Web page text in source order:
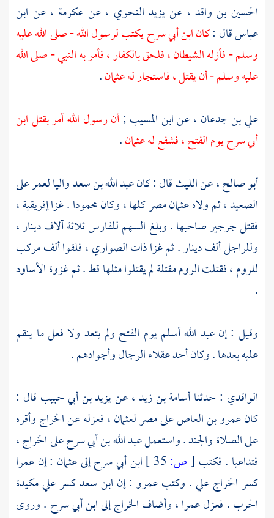
الحسين بن واقد ، عنيزيد النحوي ، عن عكرمة ، عن ابن
عباسقال :كانابن أبي سرحيكتب لرسول الله - صلى الله عليه
وسلم - فأزله الشيطان ، فلحق بالكفار ، فأمر به النبي - صلى الله
عليه وسلم - أن يقتل ، فاستجار لهعثمان.
علي بن جدعان ، عنابن المسيب;أن رسول الله أمر بقتلابن
أبي سرحيوم الفتح ، فشفع لهعثمان.
أبو صالح، عنالليثقال : كانعبد الله بن سعدواليالعمرعلى
الصعيد، ثم ولاهعثمانمصركلها ، وكان محمودا . غزاإفريقية،
فقتلجرجيرصاحبها . وبلغ السهم للفارس ثلاثة آلاف دينار ،
وللراجل ألف دينار . ثم غزاذات الصواري، فلقوا ألف مركب
للروم، فقتلتالروممقتلة لم يقتلوا مثلها قط . ثم غزوة الأساود
.
وقيل : إنعبد اللهأسلم يوم الفتح ولم يتعد ولا فعل ما ينقم
عليه بعدها . وكان أحد عقلاء الرجال وأجوادهم .
الواقدي : حدثناأسامة بن زيد، عنيزيد بن أبي حبيب قال :
كانعمرو بن العاصعلىمصرلعثمان، فعزله عن الخراج وأقره
على الصلاة والجند . واستعملعبد الله بن أبي سرحعلى الخراج ،
فتداعيا . فكتب [ص: ابن أبي سرحإلىعثمان : إنعمرا
كسر الخراج علي . وكتبعمرو : إن ابن سعدكسر علي مكيدة
الحرب . فعزلعمرا، وأضاف الخراج إلىابن أبي سرح . وروى